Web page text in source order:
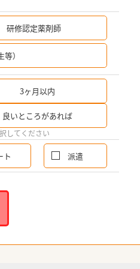
研修認定薬剤師
）
3ヶ月以内
良いところがあれば
してください
ト 派遣